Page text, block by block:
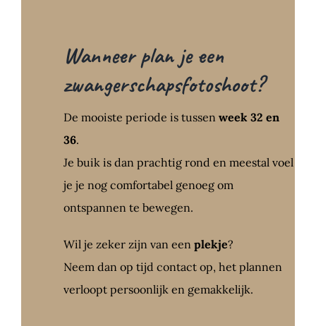
Wanneer plan je een
zwangerschapsfotoshoot?
De mooiste periode is tussen week 32 en
36.
Je buik is dan prachtig rond en meestal voel
je je nog comfortabel genoeg om
ontspannen te bewegen.
Wil je zeker zijn van een plekje?
Neem dan op tijd contact op, het plannen
verloopt persoonlijk en gemakkelijk.